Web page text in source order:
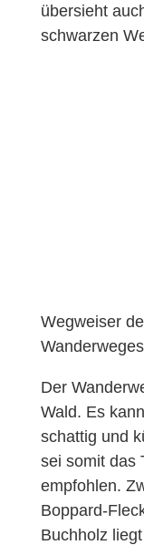
übersieht
schwarzen
Wegweiser
Wanderweges
Der
Wald. Es
schattig und
sei somit das
empfohlen.
Boppard-
Buchholz